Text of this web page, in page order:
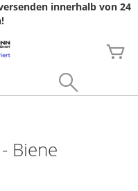
innerhalb von 24
Biene